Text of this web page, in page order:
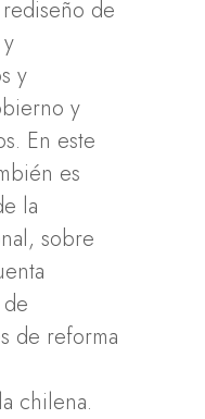
de
y
y
En este
es
la
sobre
de reforma
chilena.